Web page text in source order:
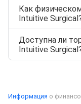
Как
Intuitive
АкцииISRG
открыв
(ИИС) или же
Доступна ли
Intuitive
Информация о